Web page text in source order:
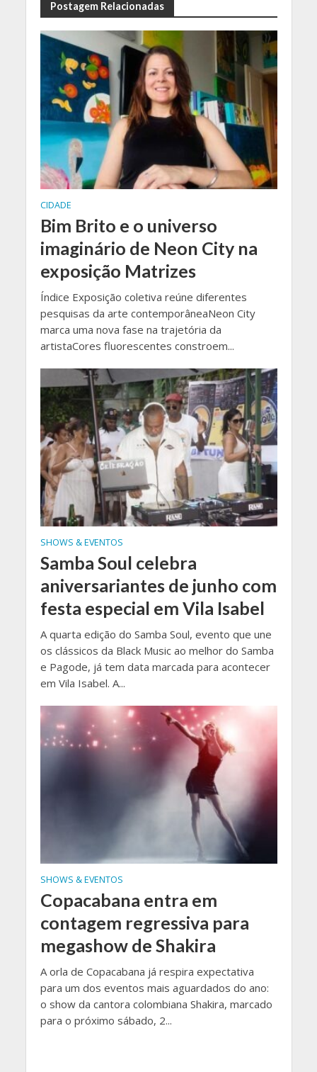
Postagem Relacionadas
CIDADE
Bim Brito e o universo
imaginário de Neon City na
exposição Matrizes
Índice Exposição coletiva reúne diferentes
pesquisas da arte contemporâneaNeon City
marca uma nova fase na trajetória da
artistaCores fluorescentes constroem...
SHOWS & EVENTOS
Samba Soul celebra
aniversariantes de junho com
festa especial em Vila Isabel
A quarta edição do Samba Soul, evento que une
os clássicos da Black Music ao melhor do Samba
e Pagode, já tem data marcada para acontecer
em Vila Isabel. A...
SHOWS & EVENTOS
Copacabana entra em
contagem regressiva para
megashow de Shakira
A orla de Copacabana já respira expectativa
para um dos eventos mais aguardados do ano:
o show da cantora colombiana Shakira, marcado
para o próximo sábado, 2...